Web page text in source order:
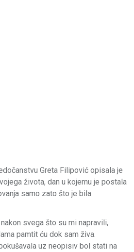
Greta Filipović opisala je
života, dan u kojemu je postala
samo zato što je bila
svega što su mi napravili,
pamtit ću dok sam živa.
uz neopisiv bol stati na